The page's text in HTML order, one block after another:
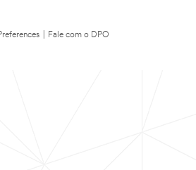
Fale com o DPO